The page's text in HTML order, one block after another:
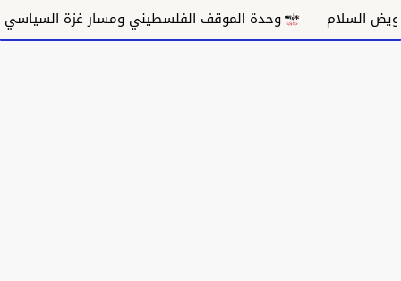
وحدة الموقف الفلسطيني ومسار غزة السياسي مكانة